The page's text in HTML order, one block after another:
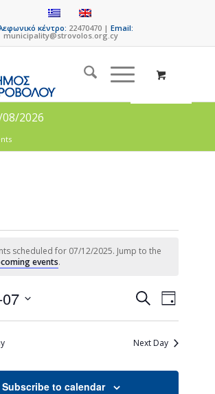
κέντρο: 22470470 |Email:
municipality@strovolos.org.cy
2026
scheduled for 07/12/2025. Jump to the
events.
Events
Search
and
SearchEvent
Views
Day
Next Day
Subscribe to calendar